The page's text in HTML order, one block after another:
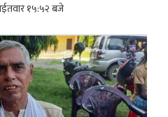
१५:५२ बजे